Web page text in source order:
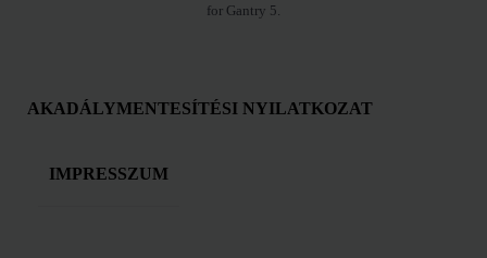
for Gantry 5.
AKADÁLYMENTESÍTÉSI NYILATKOZAT
IMPRESSZUM